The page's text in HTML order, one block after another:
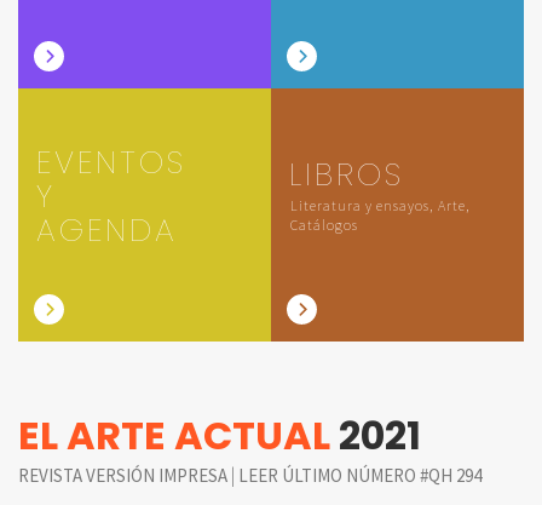
EVENTOS
Y
AGENDA
LIBROS
Literatura y ensayos, Arte,
Catálogos
EL ARTE ACTUAL2021
REVISTA VERSIÓN IMPRESA | LEER ÚLTIMO NÚMERO #QH 294